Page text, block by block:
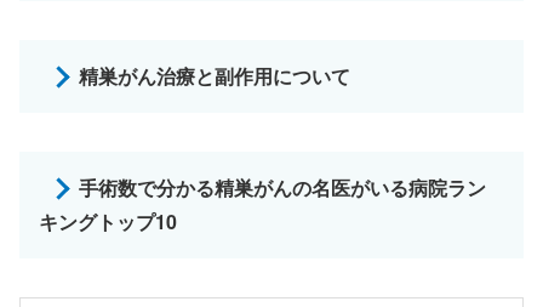
精巣がん治療と副作用について
手術数で分かる精巣がんの名医がいる病院ラン
キングトップ10